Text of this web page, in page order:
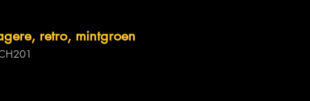
retro, mintgroen